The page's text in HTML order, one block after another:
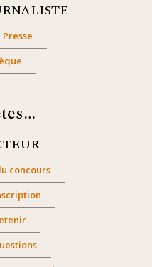
concours